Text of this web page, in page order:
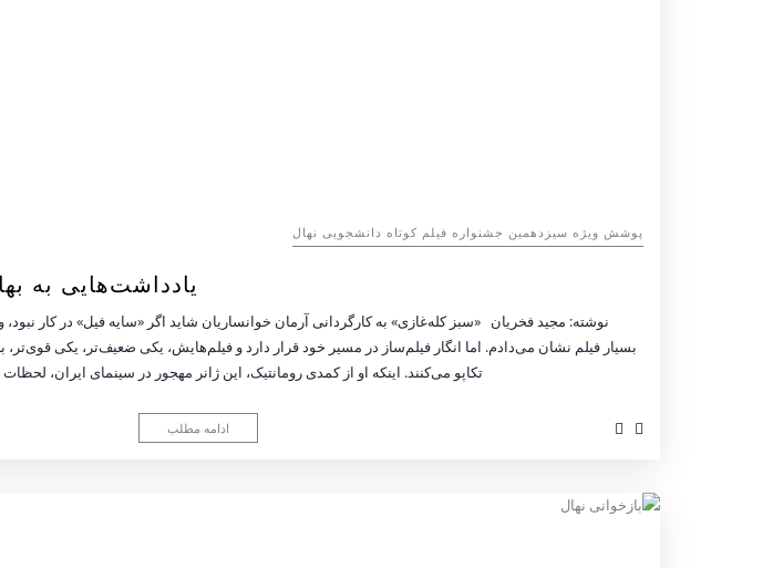
پوشش ویژه سیزدهمین جشنواره فیلم کوتاه دانشجویی نهال
یادداشت‌هایی به
نوشته: مجید فخریان «سبز کله‌غازی» به کارگردانی آرمان خوانساریان شاید اگر «سایه فیل» در کار
بسیار فیلم نشان می‌دادم. اما انگار فیلم‌ساز در مسیر خود قرار دارد و فیلم‌هایش، یکی ضعیف‌تر، یکی قوی‌تر،
تکاپو می‌کنند. اینکه او از کمدی رومانتیک، این ژانر مهجور در سینمای ایران،
ادامه مطلب